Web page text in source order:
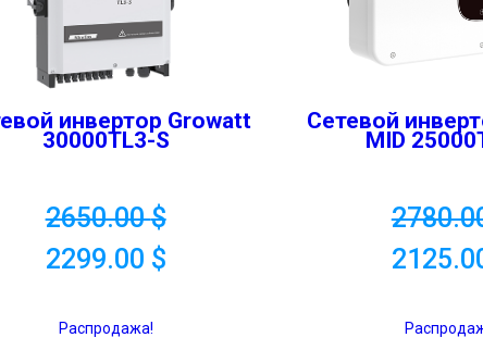
инвертор Growatt
30000TL3-S
2650.00$
2299.00 $
Сетевой
MID
Распродажа!